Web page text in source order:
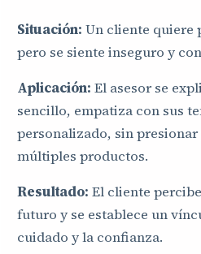
Situación: Un cliente quiere
pero se siente inseguro y
Aplicación: El asesor se
sencillo, empatiza con sus
personalizado, sin
múltiples productos.
Resultado: El cliente
futuro y se establece un
cuidado y la confianza.